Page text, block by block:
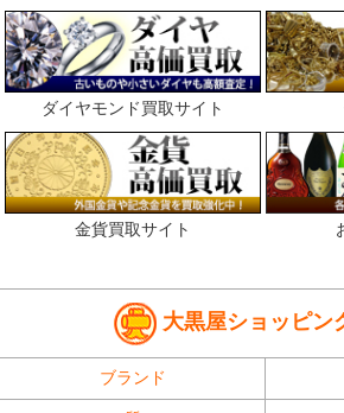
ダイヤモンド買取サイト
金貨買取サイト
大黒屋ショッピン
ブランド